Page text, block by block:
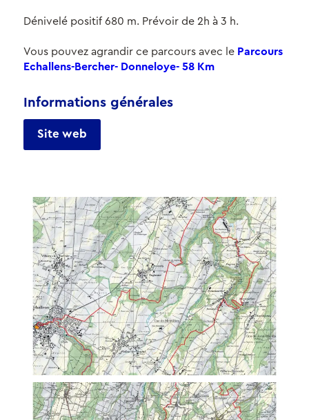
Dénivelé positif 680 m. Prévoir de 2h à 3 h.
Vous pouvez agrandir ce parcours avec le Parcours
Echallens-Bercher- Donneloye- 58 Km
Informations générales
Site web